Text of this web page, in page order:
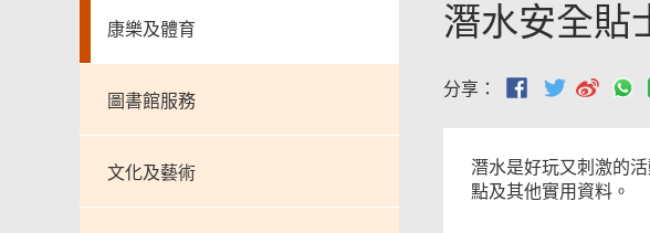
康樂及體育
圖書館服務
文化及藝術
潛水安全貼
分享：
潛水是好玩又刺激的
點及其他實用資料。